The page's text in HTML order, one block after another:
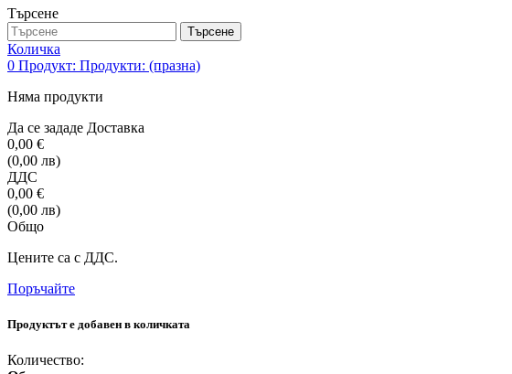
Търсене
Търсене
Количка
0 Продукт: Продукти: (празна)
Няма продукти
Да се зададе Доставка
0,00 €
(0,00 лв)
ДДС
0,00 €
(0,00 лв)
Общо
Цените са с ДДС.
Поръчайте
Продуктът е добавен в количката
Количество: